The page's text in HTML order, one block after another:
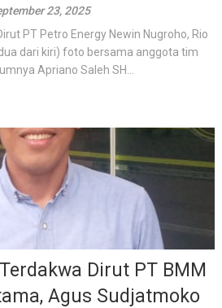
23, 2025
PT Petro Energy Newin Nugroho, Rio
dari kiri) foto bersama anggota tim
Apriano Saleh SH...
Dirut PT BMM
Agus Sudjatmoko